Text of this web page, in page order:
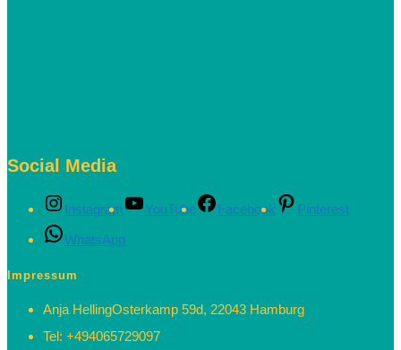
Social Media
Instagram YouTube Facebook
Pinterest
WhatsApp
Impressum
Anja HellingOsterkamp 59d, 22043 Hamburg
Tel: +494065729097